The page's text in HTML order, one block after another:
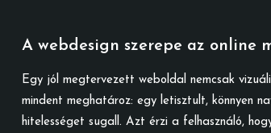
A webdesign szerepe az online
Egy jól megtervezett weboldal nemcsak
mindent meghatároz: egy letisztult, könnyen
hitelességet sugall. Azt érzi a felhasználó,